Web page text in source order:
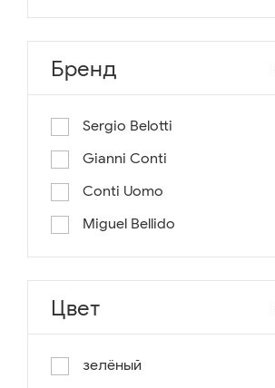
длина 130
длина 135
Бренд
Sergio Belotti
Gianni Conti
Conti Uomo
Miguel Bellido
Цвет
зелёный